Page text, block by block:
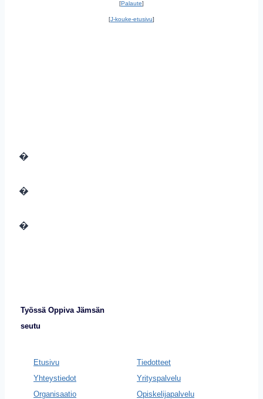
[Palaute]
[J-kouke-etusivu]
�
�
�
Työssä Oppiva Jämsän
seutu
Etusivu
Tiedotteet
Yhteystiedot
Yrityspalvelu
Organisaatio
Opiskelijapalvelu